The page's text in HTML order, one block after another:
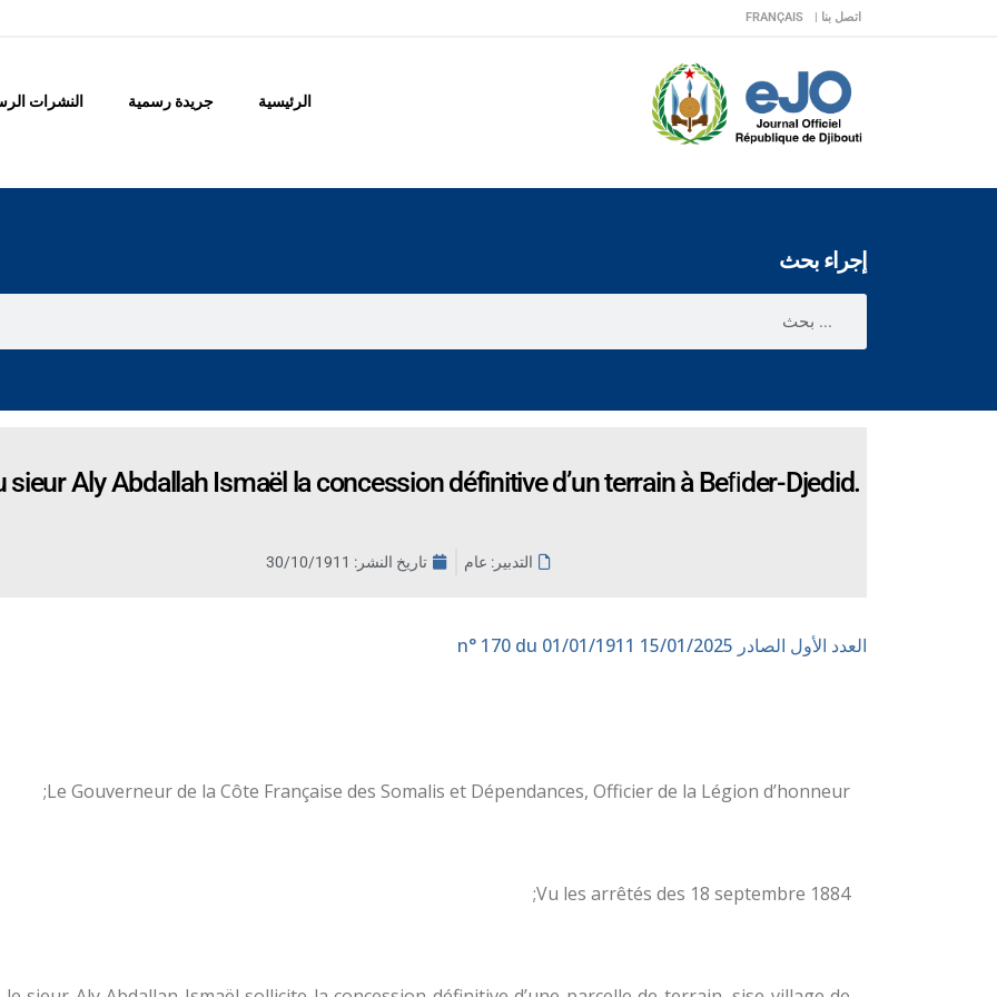
اتصل بنا | FRANÇAIS
الرئيسية جريدة رسمية النشرات
إجراء بحث
Aly Abdallah Ismaël la concession définitive d’un terrain à Beﬁder-Djedid.
التدبير: عام تاريخ النشر: 30/10/1911
العدد الأول الصادر 15/01/2025
Le Gouverneur de la Côte Française des Somalis et Dépendances, Officier de la Légion d’honneur;
Vu les arrêtés des 18 septembre 1884;